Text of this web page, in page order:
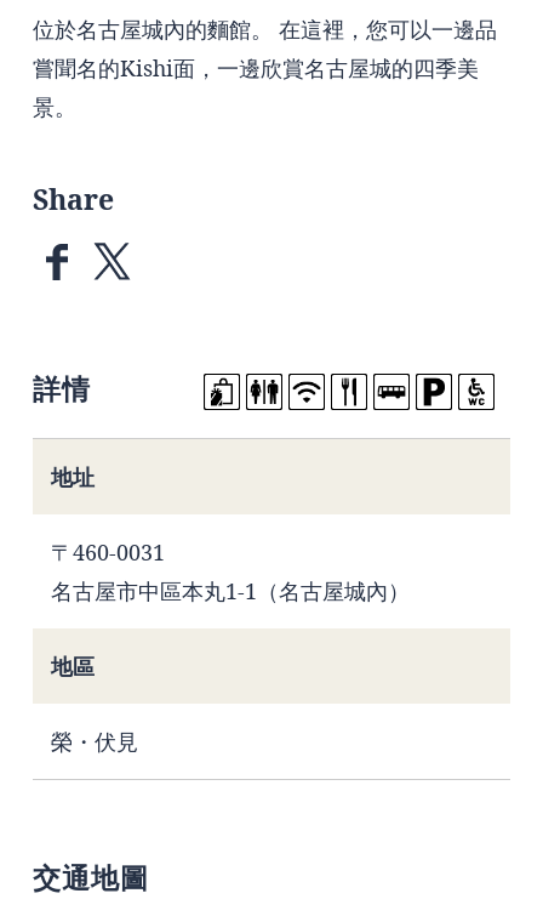
位於名古屋城內的麵館。 在這裡，您可以一邊品
嘗聞名的Kishi面，一邊欣賞名古屋城的四季美
景。
Share
詳情
地址
〒460-0031
名古屋市中區本丸1-1（名古屋城內）
地區
榮・伏見
交通地圖